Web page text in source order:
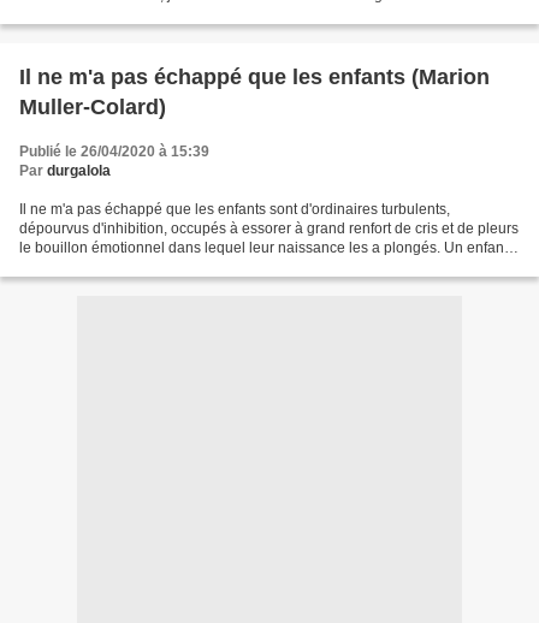
Il ne m'a pas échappé que les enfants (Marion
Muller-Colard)
Publié le 26/04/2020 à 15:39
Par durgalola
Il ne m'a pas échappé que les enfants sont d'ordinaires turbulents,
dépourvus d'inhibition, occupés à essorer à grand renfort de cris et de pleurs
le bouillon émotionnel dans lequel leur naissance les a plongés. Un enfant